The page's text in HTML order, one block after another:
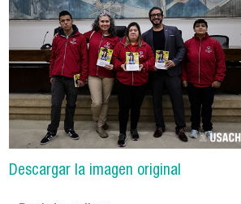
Descargar la imagen original